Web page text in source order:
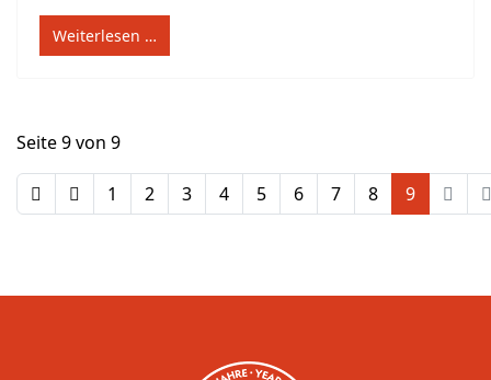
Weiterlesen …
Seite 9 von 9
1 2 3 4 5 6 7 8 9